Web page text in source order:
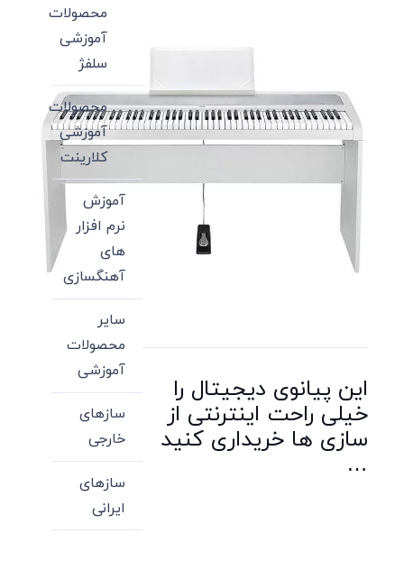
این پیانوی دیجیتال را
خیلی راحت اینترنتی از
سازی ها خریداری کنید
…
محصولات
آموزشی
سلفژ
محصولات
آموزشی
کلارینت
آموزش
نرم افزار
های
آهنگسازی
سایر
محصولات
آموزشی
سازهای
خارجی
سازهای
ایرانی